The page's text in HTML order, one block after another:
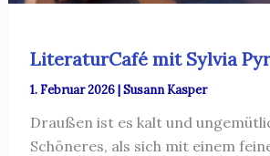
LiteraturCafé mit Sylvia
1. Februar 2026|Susann Kasper
Draußen ist es kalt und
Schöneres, als sich mit einem